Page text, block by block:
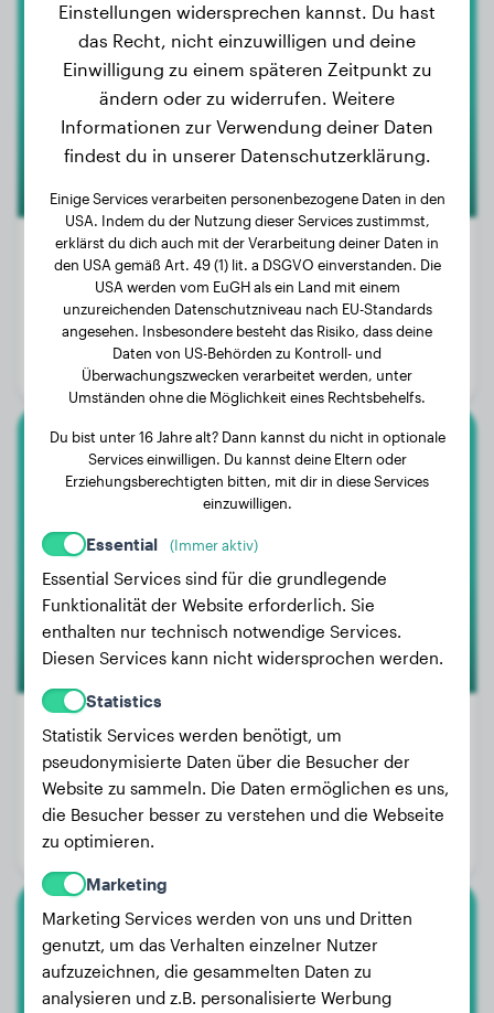
Kenzo en Duman
Gewicht:
Keine Daten
Alter:
4 Jahre, 8 Monate
Geschlecht:
Rüde
Großpudel
Nemo
Gewicht:
Alter:
4 Jahre, 9 Monate
Geschlecht:
American Bully
Biggy
Einstellungen widersprechen kannst. Du hast
das Recht, nicht einzuwilligen und deine
Einwilligung zu einem späteren Zeitpunkt zu
ändern oder zu widerrufen. Weitere
Informationen zur Verwendung deiner Daten
findest du in unserer Datenschutzerklärung.
Einige Services verarbeiten personenbezogene Daten in den
USA. Indem du der Nutzung dieser Services zustimmst,
erklärst du dich auch mit der Verarbeitung deiner Daten in
den USA gemäß Art. 49 (1) lit. a DSGVO einverstanden. Die
USA werden vom EuGH als ein Land mit einem
unzureichenden Datenschutzniveau nach EU-Standards
angesehen. Insbesondere besteht das Risiko, dass deine
Daten von US-Behörden zu Kontroll- und
Überwachungszwecken verarbeitet werden, unter
Umständen ohne die Möglichkeit eines Rechtsbehelfs.
Du bist unter 16 Jahre alt? Dann kannst du nicht in optionale
Services einwilligen. Du kannst deine Eltern oder
Erziehungsberechtigten bitten, mit dir in diese Services
einzuwilligen.
Essential (Immer aktiv)
Essential Services sind für die grundlegende
Funktionalität der Website erforderlich. Sie
enthalten nur technisch notwendige Services.
Diesen Services kann nicht widersprochen werden.
Statistics
Statistik Services werden benötigt, um
pseudonymisierte Daten über die Besucher der
Website zu sammeln. Die Daten ermöglichen es uns,
die Besucher besser zu verstehen und die Webseite
zu optimieren.
Marketing
Marketing Services werden von uns und Dritten
genutzt, um das Verhalten einzelner Nutzer
aufzuzeichnen, die gesammelten Daten zu
analysieren und z.B. personalisierte Werbung